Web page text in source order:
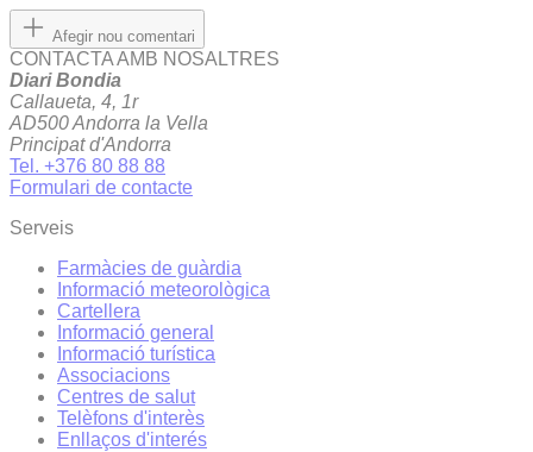
Afegir nou comentari
CONTACTA AMB NOSALTRES
Diari Bondia
Callaueta, 4, 1r
AD500 Andorra la Vella
Principat d'Andorra
Tel. +376 80 88 88
Formulari de contacte
Serveis
Farmàcies de guàrdia
Informació meteorològica
Cartellera
Informació general
Informació turística
Associacions
Centres de salut
Telèfons d'interès
Enllaços d'interés